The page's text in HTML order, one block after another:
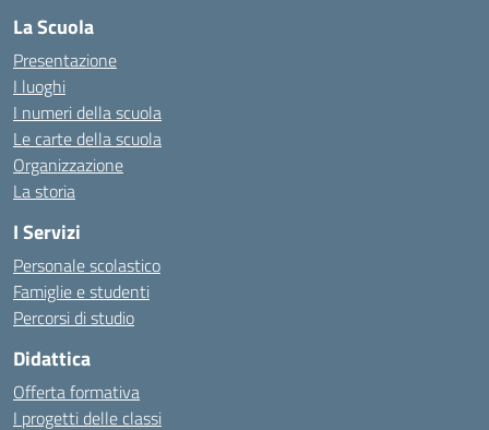
La Scuola
Presentazione
I luoghi
I numeri della scuola
Le carte della scuola
Organizzazione
La storia
I Servizi
Personale scolastico
Famiglie e studenti
Percorsi di studio
Didattica
Offerta formativa
I progetti delle classi